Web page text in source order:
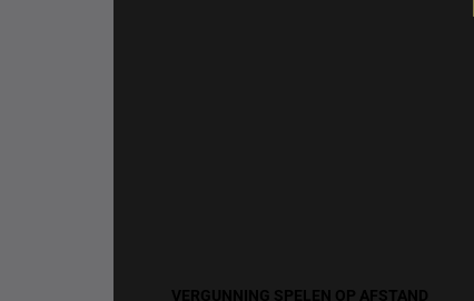
VERGUNNING SPELEN OP AFSTAND